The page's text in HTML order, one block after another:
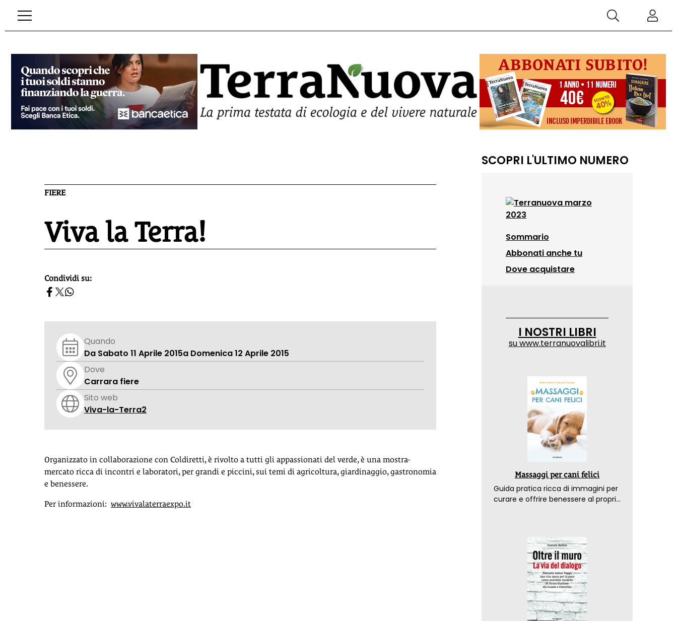
FIERE
Viva la Terra!
homepage h2
Condividi su:
Quando
Da Sabato 11 Aprile 2015a Domenica 12 Aprile 2015
Dove
Carrara fiere
Sito web
Viva-la-Terra2
Organizzato in collaborazione con Coldiretti, è rivolto a tutti gli appassionati del verde, è una mostra-
mercato ricca di incontri e laboratori, per grandi e piccini, sui temi di agricoltura, giardinaggio, gastronomia
e benessere.
Per informazioni: www.vivalaterraexpo.it
SCOPRI L'ULTIMO NUMERO
Sommario
Abbonati anche tu
Dove acquistare
I NOSTRI LIBRI
suwww.terranuovalibri.it
Massaggi per cani felici
Guida pratica ricca di immagini per
curare e offrire benessere al proprio